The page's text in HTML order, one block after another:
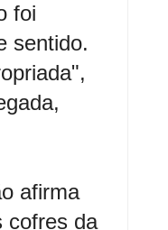
foi
sentido.
afirma
cofres da